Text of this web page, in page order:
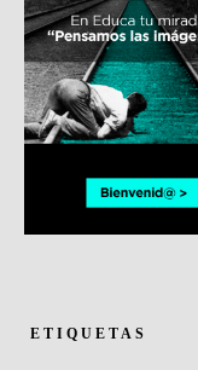
ETIQUETAS